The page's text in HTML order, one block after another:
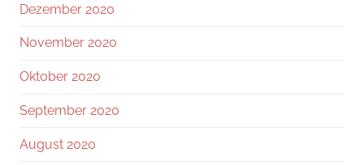
Dezember 2020
November 2020
Oktober 2020
September 2020
August 2020